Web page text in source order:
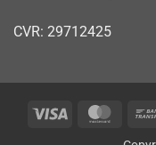
CVR: 29712425
Visa